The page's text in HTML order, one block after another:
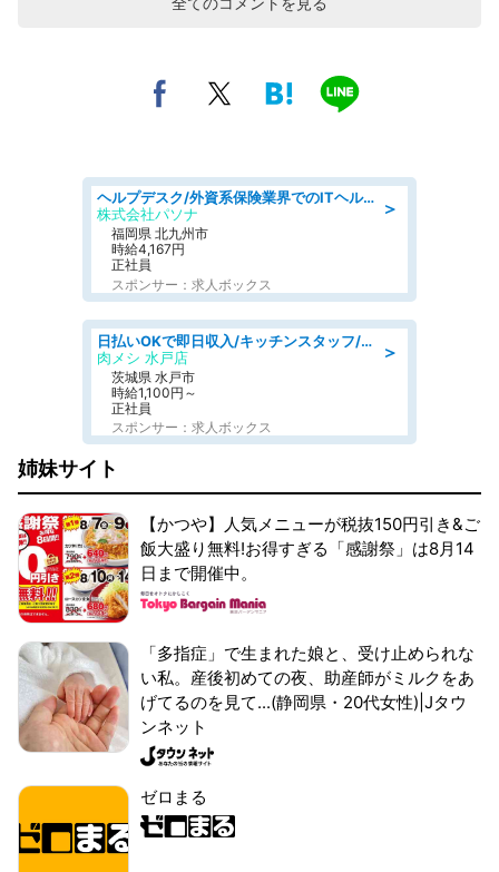
＞
ヘルプデスク/外資系保険業界でのITヘルプデスク業務/駅近/即日勤務可/ヘルプデスク
株式会社パソナ
福岡県 北九州市
時給4,167円
正社員
スポンサー：求人ボックス
＞
日払いOKで即日収入/キッチンスタッフ/「原付免許必須」デリバリー業務など、自己成長可能な幅広い仕事に挑戦!髪型自由&ピアス・ネイルOK/茨城県/水戸市
肉メシ 水戸店
茨城県 水戸市
時給1,100円～
正社員
スポンサー：求人ボックス
姉妹サイト
【かつや】人気メニューが税抜150円引き&ご
飯大盛り無料!お得すぎる「感謝祭」は8月14
日まで開催中。
「多指症」で生まれた娘と、受け止められな
い私。産後初めての夜、助産師がミルクをあ
げてるのを見て...(静岡県・20代女性)|Jタウ
ンネット
ゼロまる